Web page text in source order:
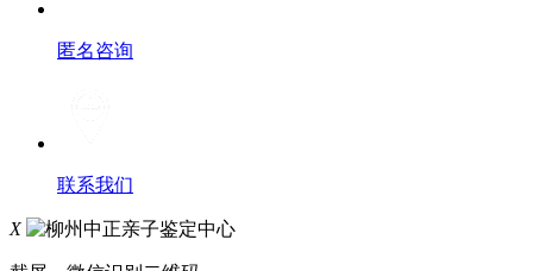
匿名咨询
联系我们
X